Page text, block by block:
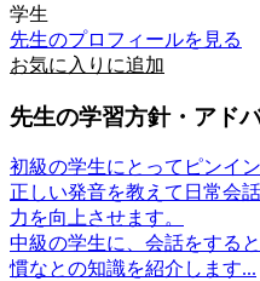
学生
先生のプロフィールを見る
お気に入りに追加
先生の学習方針・アド
初級の学生にとってピンイ
正しい発音を教えて日常会
力を向上させます。
中級の学生に、会話をする
慣なとの知識を紹介します...